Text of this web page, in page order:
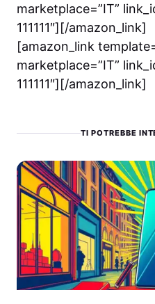
marketplace=”IT”
111111″][/amazon_link]
[amazon_link
marketplace=”IT”
111111″][/amazon_link]
TI POTREBBE